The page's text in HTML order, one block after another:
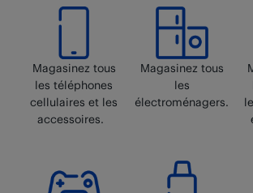
Magasinez tous
les téléphones
cellulaires et les
accessoires.
Magasinez tous
les
électroménagers.